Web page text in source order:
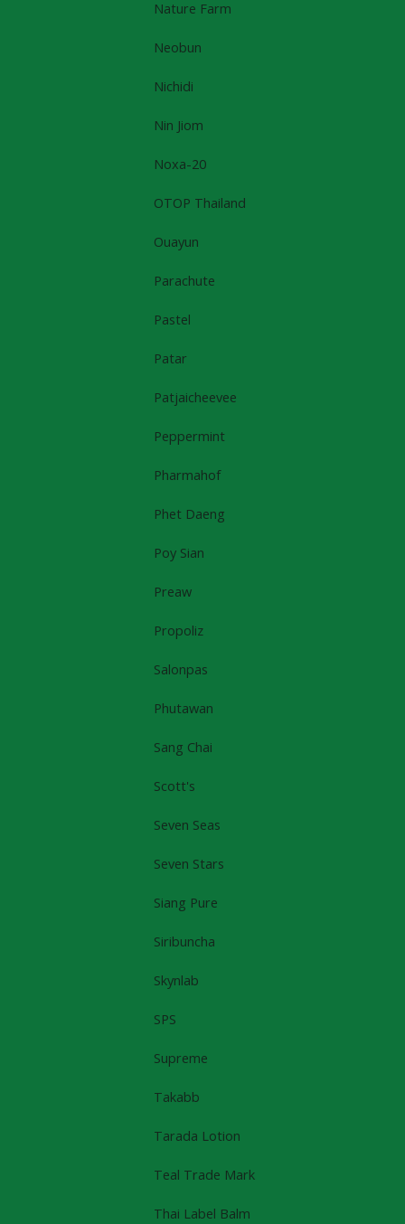
Nature Farm
Neobun
Nichidi
Nin Jiom
Noxa-20
OTOP Thailand
Ouayun
Parachute
Pastel
Patar
Patjaicheevee
Peppermint
Pharmahof
Phet Daeng
Poy Sian
Preaw
Propoliz
Salonpas
Phutawan
Sang Chai
Scott's
Seven Seas
Seven Stars
Siang Pure
Siribuncha
Skynlab
SPS
Supreme
Takabb
Tarada Lotion
Teal Trade Mark
Thai Label Balm